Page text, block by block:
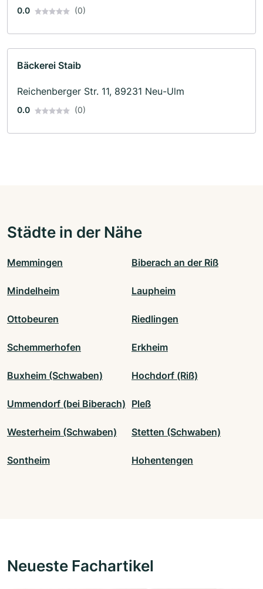
0.0 (0)
Bäckerei Staib
Reichenberger Str. 11, 89231 Neu-Ulm
0.0 (0)
Städte in der Nähe
Memmingen Biberach an der Riß
Mindelheim Laupheim
Ottobeuren Riedlingen
Schemmerhofen Erkheim
Buxheim (Schwaben) Hochdorf (Riß)
Ummendorf (bei Biberach) Pleß
Westerheim (Schwaben) Stetten (Schwaben)
Sontheim Hohentengen
Neueste Fachartikel